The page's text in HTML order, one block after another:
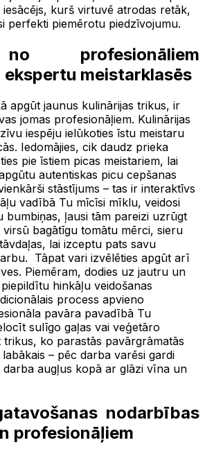
kurš virtuvē atrodas retāk,
perfekti piemērotu piedzīvojumu.
profesionāliem
meistarklasēs
apgūt jaunus kulinārijas trikus, ir
jomas profesionāļiem. Kulinārijas
iespēju ielūkoties īstu meistaru
Iedomājies, cik daudz prieka
pie īstiem picas meistariem, lai
autentiskas picu cepšanas
stāstījums – tas ir interaktīvs
vadībā Tu mīcīsi mīklu, veidosi
bumbiņas, ļausi tām pareizi uzrūgt
virsū bagātīgu tomātu mērci, sieru
lai izceptu pats savu
Tāpat vari izvēlēties apgūt arī
Piemēram, dodies uz jautru un
hinkāļu veidošanas
process apvieno
pavāra pavadībā Tu
sulīgo gaļas vai veģetāro
ko parastās pavārgrāmatās
– pēc darba varēsi gardi
darba augļus kopā ar glāzi vīna un
nodarbības
profesionāļiem